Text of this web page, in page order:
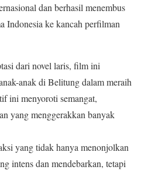
dan berhasil menembus
Indonesia ke kancah perfilman
dari novel laris, film ini
anak di Belitung dalam meraih
ini menyoroti semangat,
yang menggerakkan banyak
yang tidak hanya menonjolkan
intens dan mendebarkan, tetapi